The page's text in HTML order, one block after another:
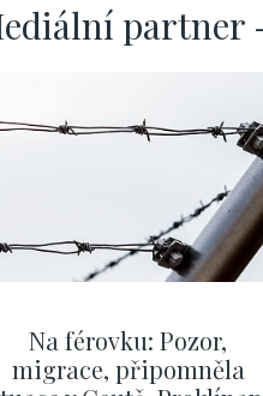
partner
Na férovku: Pozor,
migrace, připomněla